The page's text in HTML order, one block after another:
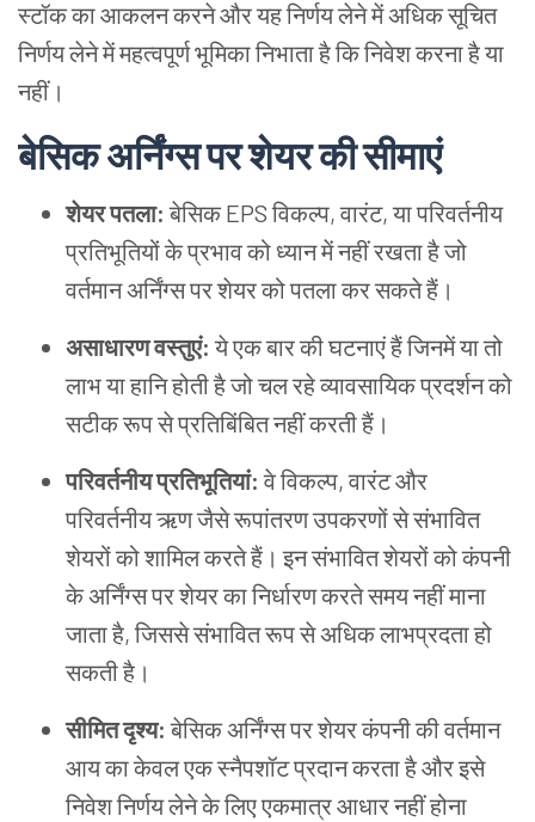
स्टॉक का आकलन करने और यह निर्णय लेने में अधिक सूचित
निर्णय लेने में महत्वपूर्ण भूमिका निभाता है कि निवेश करना है या
नहीं।
बेसिक अर्निंग्स पर शेयर की सीमाएं
शेयर पतला: बेसिक EPS विकल्प, वारंट, या परिवर्तनीय
प्रतिभूतियों के प्रभाव को ध्यान में नहीं रखता है जो
वर्तमान अर्निंग्स पर शेयर को पतला कर सकते हैं।
असाधारण वस्तुएं: ये एक बार की घटनाएं हैं जिनमें या तो
लाभ या हानि होती है जो चल रहे व्यावसायिक प्रदर्शन को
सटीक रूप से प्रतिबिंबित नहीं करती हैं।
परिवर्तनीय प्रतिभूतियां:वे विकल्प, वारंट और
परिवर्तनीय ऋण जैसे रूपांतरण उपकरणों से संभावित
शेयरों को शामिल करते हैं। इन संभावित शेयरों को कंपनी
के अर्निंग्स पर शेयर का निर्धारण करते समय नहीं माना
जाता है, जिससे संभावित रूप से अधिक लाभप्रदता हो
सकती है।
सीमित दृश्य: बेसिक अर्निंग्स पर शेयर कंपनी की वर्तमान
आय का केवल एक स्नैपशॉट प्रदान करता है और इसे
निवेश निर्णय लेने के लिए एकमात्र आधार नहीं होना